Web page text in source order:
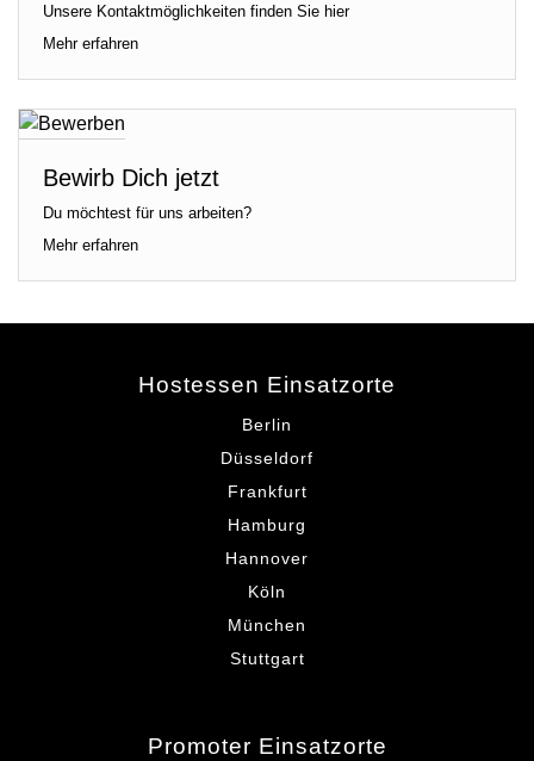
Unsere Kontaktmöglichkeiten finden Sie hier
Mehr erfahren
Bewirb Dich jetzt
Du möchtest für uns arbeiten?
Mehr erfahren
Hostessen Einsatzorte
Berlin
Düsseldorf
Frankfurt
Hamburg
Hannover
Köln
München
Stuttgart
Promoter Einsatzorte